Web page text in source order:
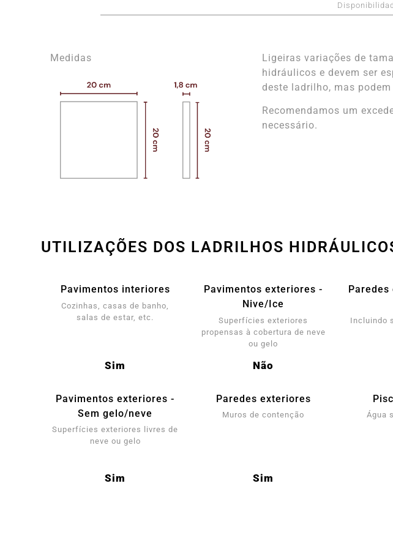
Medidas
Ligeiras variações de
hidráulicos e devem ser
deste ladrilho, mas
Recomendamos um
necessário.
UTILIZAÇÕES DOS LADRILHOS
Pavimentos interiores
Cozinhas, casas de banho,
salas de estar, etc.
Sim
Pavimentos exteriores -
Nive/Ice
Superfícies exteriores
propensas à cobertura de neve
ou gelo
Não
Incluindo
Pavimentos exteriores -
Sem gelo/neve
Superfícies exteriores livres de
neve ou gelo
Sim
Paredes exteriores
Muros de contenção
Sim
Água